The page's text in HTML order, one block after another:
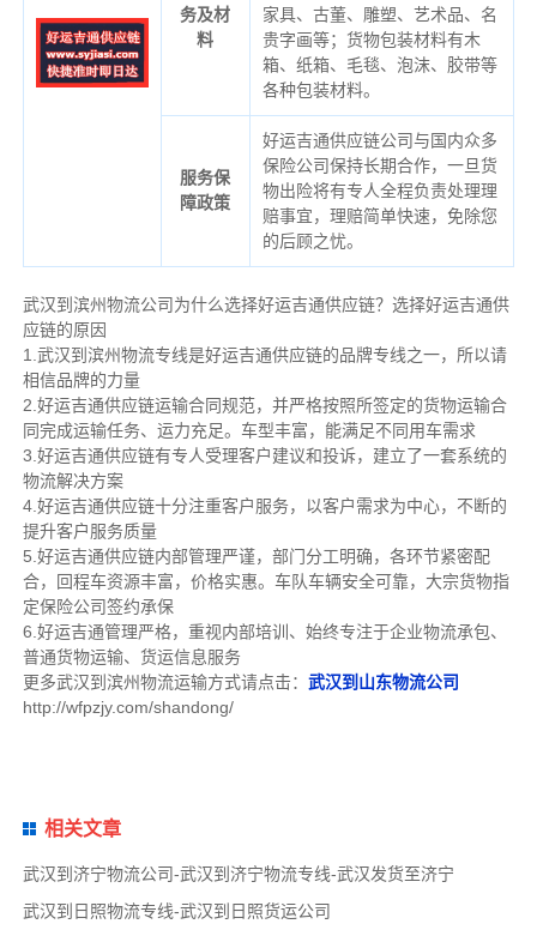
务及材
料
家具、古董、雕塑、艺术品、名
贵字画等；货物包装材料有木
箱、纸箱、毛毯、泡沫、胶带等
各种包装材料。
服务保
障政策
好运吉通供应链公司与国内众多
保险公司保持长期合作，一旦货
物出险将有专人全程负责处理理
赔事宜，理赔简单快速，免除您
的后顾之忧。
武汉到滨州物流公司为什么选择好运吉通供应链？选择好运吉通供
应链的原因
1.武汉到滨州物流专线是好运吉通供应链的品牌专线之一，所以请
相信品牌的力量
2.好运吉通供应链运输合同规范，并严格按照所签定的货物运输合
同完成运输任务、运力充足。车型丰富，能满足不同用车需求
3.好运吉通供应链有专人受理客户建议和投诉，建立了一套系统的
物流解决方案
4.好运吉通供应链十分注重客户服务，以客户需求为中心，不断的
提升客户服务质量
5.好运吉通供应链内部管理严谨，部门分工明确，各环节紧密配
合，回程车资源丰富，价格实惠。车队车辆安全可靠，大宗货物指
定保险公司签约承保
6.好运吉通管理严格，重视内部培训、始终专注于企业物流承包、
普通货物运输、货运信息服务
更多武汉到滨州物流运输方式请点击： 武汉到山东物流公司
http://wfpzjy.com/shandong/
相关文章
武汉到济宁物流公司-武汉到济宁物流专线-武汉发货至济宁
武汉到日照物流专线-武汉到日照货运公司